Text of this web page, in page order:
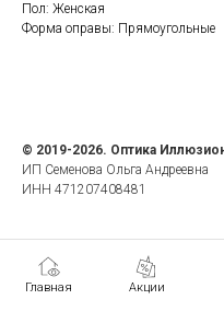
Главная Акции
Пол: Женская
Форма оправы: Прямоугольные
© 2019-2026. Оптика
ИП Семенова Ольга Андреевна
ИНН 471207408481